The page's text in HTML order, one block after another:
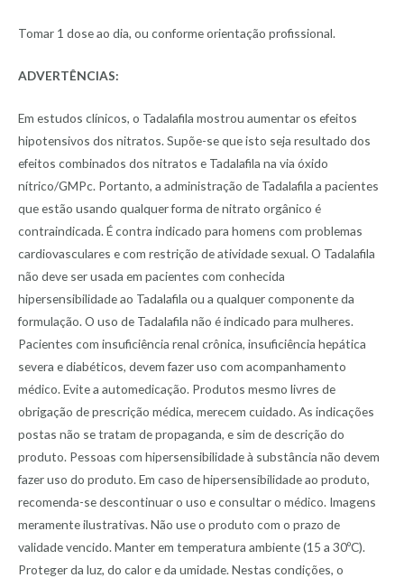
Tomar 1 dose ao dia, ou conforme orientação profissional.
ADVERTÊNCIAS:
Em estudos clínicos, o Tadalafila mostrou aumentar os efeitos
hipotensivos dos nitratos. Supõe-se que isto seja resultado dos
efeitos combinados dos nitratos e Tadalafila na via óxido
nítrico/GMPc. Portanto, a administração de Tadalafila a pacientes
que estão usando qualquer forma de nitrato orgânico é
contraindicada. É contra indicado para homens com problemas
cardiovasculares e com restrição de atividade sexual. O Tadalafila
não deve ser usada em pacientes com conhecida
hipersensibilidade ao Tadalafila ou a qualquer componente da
formulação. O uso de Tadalafila não é indicado para mulheres.
Pacientes com insuficiência renal crônica, insuficiência hepática
severa e diabéticos, devem fazer uso com acompanhamento
médico. Evite a automedicação. Produtos mesmo livres de
obrigação de prescrição médica, merecem cuidado. As indicações
postas não se tratam de propaganda, e sim de descrição do
produto. Pessoas com hipersensibilidade à substância não devem
fazer uso do produto. Em caso de hipersensibilidade ao produto,
recomenda-se descontinuar o uso e consultar o médico. Imagens
meramente ilustrativas. Não use o produto com o prazo de
validade vencido. Manter em temperatura ambiente (15 a 30ºC).
Proteger da luz, do calor e da umidade. Nestas condições, o